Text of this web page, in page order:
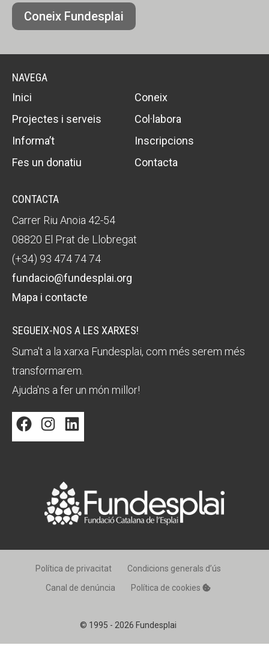
Coneix Fundesplai
NAVEGA
Inici
Coneix
Projectes i serveis
Col·labora
Informa’t
Inscripcions
Fes un donatiu
Contacta
CONTACTA
Carrer Riu Anoia 42-54
08820 El Prat de Llobregat
(+34) 93 474 74 74
fundacio@fundesplai.org
Mapa i contacte
SEGUEIX-NOS A LES XARXES!
Suma't a la xarxa Fundesplai, com més serem més
transformarem.
Ajuda'ns a fer un món millor!
FacebookInstagram
© 1995 - 2026 Fundesplai
Política de privacitat
Condicions generals d’ús
Canal de denúncia
Política de cookies